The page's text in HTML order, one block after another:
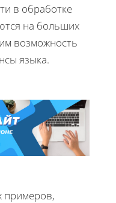
в обработке
на больших
возможность
языка.
примеров,